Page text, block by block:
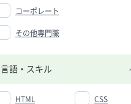
コーポレート
その他専門職
言語・スキル
HTML CSS